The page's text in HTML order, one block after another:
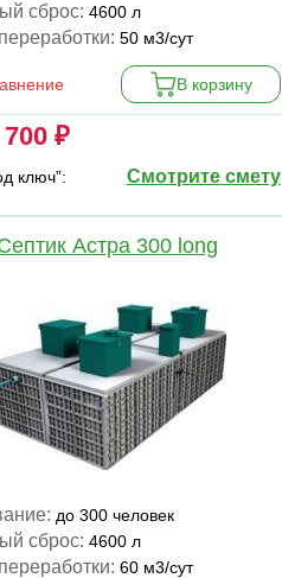
сброс: 4600 л
50 м3/сут
В корзину
₽
ключ”: Смотрите смету
Астра 300 long
до 300 человек
сброс: 4600 л
60 м3/сут